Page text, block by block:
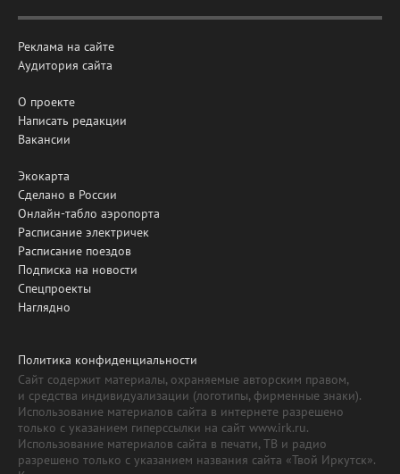
Реклама на сайте
Аудитория сайта
О проекте
Написать редакции
Вакансии
Экокарта
Сделано в России
Онлайн-табло аэропорта
Расписание электричек
Расписание поездов
Подписка на новости
Спецпроекты
Наглядно
Политика конфиденциальности
Сайт содержит материалы, охраняемые авторским правом,
и средства индивидуализации (логотипы, фирменные знаки).
Использование материалов сайта в интернете разрешено
только с указанием гиперссылки на сайт www.irk.ru.
Использование материалов сайта в печати, ТВ и радио
разрешено только с указанием названия сайта «Твой Иркутск».